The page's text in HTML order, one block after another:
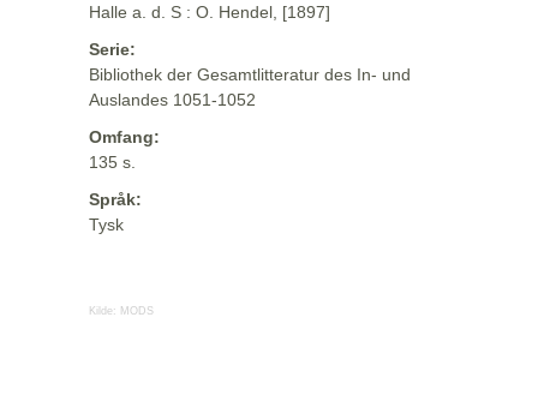
Halle a. d. S : O. Hendel, [1897]
Serie:
Bibliothek der Gesamtlitteratur des In- und
Auslandes 1051-1052
Omfang:
135 s.
Språk:
Tysk
Kilde: MODS